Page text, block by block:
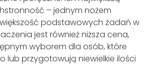
– jednym nożem
podstawowych zadań w
jest również niższa cena,
wyborem dla osób, które
lub przygotowują niewielkie ilości